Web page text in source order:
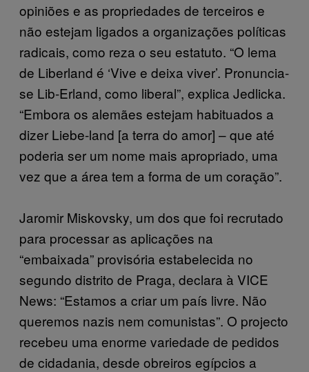
opiniões e as propriedades de terceiros e
não estejam ligados a organizações políticas
radicais, como reza o seu estatuto. “O lema
de Liberland é ‘Vive e deixa viver’. Pronuncia-
se Lib-Erland, como liberal”, explica Jedlicka.
“Embora os alemães estejam habituados a
dizer Liebe-land [a terra do amor] – que até
poderia ser um nome mais apropriado, uma
vez que a área tem a forma de um coração”.
Jaromir Miskovsky, um dos que foi recrutado
para processar as aplicações na
“embaixada” provisória estabelecida no
segundo distrito de Praga, declara à VICE
News: “Estamos a criar um país livre. Não
queremos nazis nem comunistas”. O projecto
recebeu uma enorme variedade de pedidos
de cidadania, desde obreiros egípcios a